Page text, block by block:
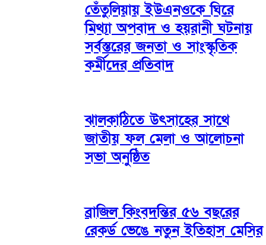
তেঁতুলিয়ায় ইউএনওকে ঘিরে
মিথ্যা অপবাদ ও হয়রানী ঘটনায়
সর্বস্তরের জনতা ও সাংস্কৃতিক
কর্মীদের প্রতিবাদ
ঝালকাঠিতে উৎসাহের সাথে
জাতীয় ফল মেলা ও আলোচনা
সভা অনুষ্ঠিত
ব্রাজিল কিংবদন্তির ৫৬ বছরের
রেকর্ড ভেঙে নতুন ইতিহাস মেসির